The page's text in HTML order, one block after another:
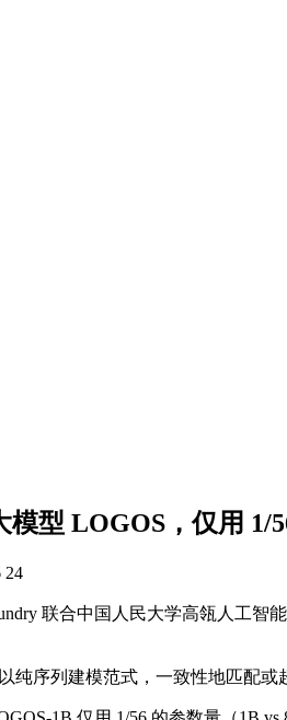
模型 LOGOS，仅用 1/
24
联合中国人民大学高瓴人工智
纯序列建模范式，一致性地匹配或